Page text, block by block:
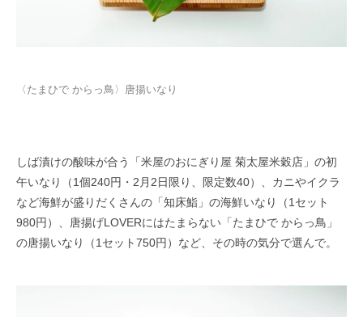
〈たまひで からっ鳥〉唐揚いなり
しば漬けの酸味が合う「米屋のおにぎり屋 菊太屋米穀店」の初
午いなり（1個240円・2月2日限り、限定数40）、カニやイクラ
など海鮮が盛りだくさんの「知床鮨」の海鮮いなり（1セット
980円）、唐揚げLOVERにはたまらない「たまひで からっ鳥」
の唐揚いなり（1セット750円）など、その時の気分で選んで。